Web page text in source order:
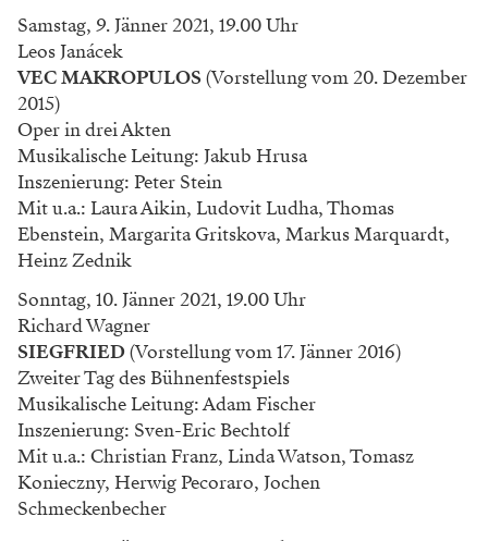
Samstag, 9. Jänner 2021, 19.00 Uhr
Leos Janácek
VEC MAKROPULOS(Vorstellung vom 20. Dezember
2015)
Oper in drei Akten
Musikalische Leitung: Jakub Hrusa
Inszenierung: Peter Stein
Mit u.a.: Laura Aikin, Ludovit Ludha, Thomas
Ebenstein, Margarita Gritskova, Markus Marquardt,
Heinz Zednik
Sonntag, 10. Jänner 2021, 19.00 Uhr
Richard Wagner
SIEGFRIED(Vorstellung vom 17. Jänner 2016)
Zweiter Tag des Bühnenfestspiels
Musikalische Leitung: Adam Fischer
Inszenierung: Sven-Eric Bechtolf
Mit u.a.: Christian Franz, Linda Watson, Tomasz
Konieczny, Herwig Pecoraro, Jochen
Schmeckenbecher